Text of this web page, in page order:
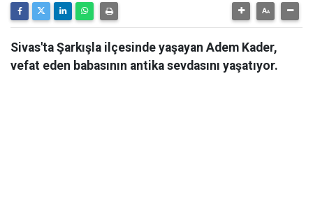
Sivas'ta Şarkışla ilçesinde yaşayan Adem Kader,
vefat eden babasının antika sevdasını yaşatıyor.